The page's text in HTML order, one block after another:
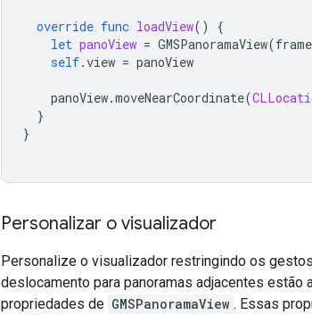
override func loadView()
{
let panoView = GMSPanoramaView(frame
self.view = panoView
panoView.moveNearCoordinate(
}
}
Personalizar o visualizador
Personalize o visualizador restringindo os
deslocamento para panoramas adjacentes
propriedades de GMSPanoramaView . Essas